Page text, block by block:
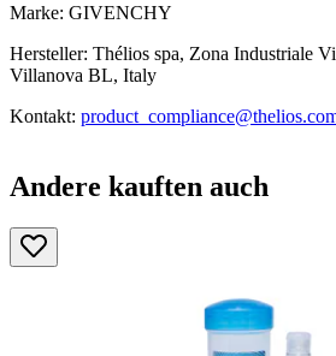
Marke: GIVENCHY
Hersteller: Thélios spa, Zona Industriale
Villanova BL, Italy
Kontakt:
Andere kauften auch